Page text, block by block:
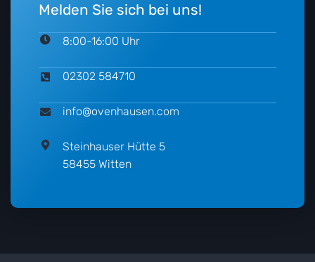
Melden Sie sich bei uns!
8:00-16:00 Uhr
02302 584710
info@ovenhausen.com
Steinhauser Hütte 5
58455 Witten